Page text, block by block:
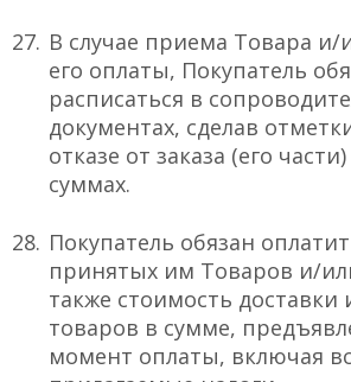
В случае приема Товара и/
его оплаты, Покупатель
расписаться в
документах, сделав
отказе от заказа (его
суммах.
Покупатель обязан
принятых им Товаров и/
также стоимость доставки
товаров в сумме,
момент оплаты, включая